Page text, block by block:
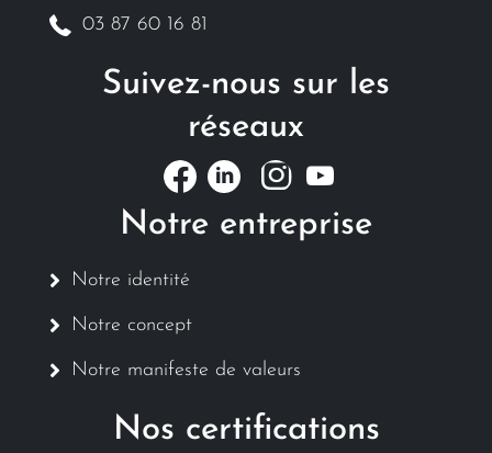
03 87 60 16 81
Suivez-nous sur les
réseaux
Notre entreprise
Notre identité
Notre concept
Notre manifeste de valeurs
Nos certifications